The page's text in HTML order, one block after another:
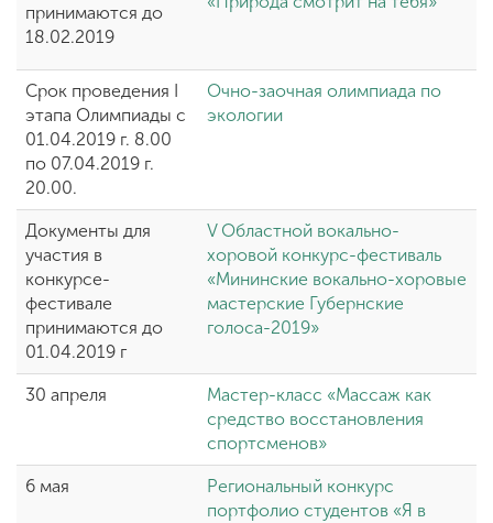
Приемная
комиссия
+7 (831) 262-26-20
принимаются до
18.02.2019
Срок проведения I
этапа Олимпиады с
01.04.2019 г. 8.00
по 07.04.2019 г.
20.00.
Очно-заочная олимпиада по
экологии
Документы для
участия в
конкурсе-
фестивале
принимаются до
01.04.2019 г
V Областной вокально-
хоровой конкурс-фестиваль
«Мининские вокально-хоровые
мастерские Губернские
голоса-2019»
30 апреля
Мастер-класс «Массаж как
средство восстановления
спортсменов»
6 мая
Региональный конкурс
портфолио студентов «Я в